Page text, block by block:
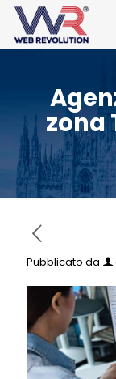
zona
Pubblicato da